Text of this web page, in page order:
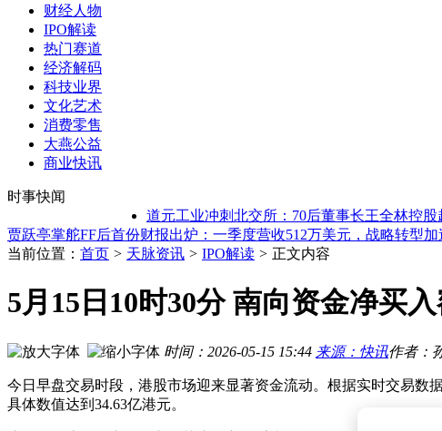
财经人物
IPO解读
热门赛道
经济解码
科技业界
文化艺术
消费零售
大燕公益
商业快讯
时事快闻
道元工业冲刺北交所：70后董事长王全林控股超
江苏“十五五”发力人工智能：强化应用、筑牢底座，2030年核心产业
全球能源危机下中国“逆势而上”：石油库存攀升，新能源布局显大国
Steam2.0领衔！五款热门扫地机器人深度测评，帮你找到最适合的
贾跃亭掌舵FF后首份财报出炉：一季度营收512万美元，战略转型加
中国“九章四号”量子计算原型机再创辉煌，刷新光量子信息技术世界
马斯克直面差距，xAI携Grok Build入场编程赛道，挑战Claude地位
千里智驾联席CEO陈奇亲自回应离职传闻：仍在公司为事业拼搏
江苏“十五五”发力人工智能：强化应用、筑牢底座，2030年核心产业
当前位置： 首页 > 天脉资讯 > IPO解读 > 正文内容
5月15日10时30分 南向资金净买
时间：2026-05-15 15:44 来源：快讯作者：
今日早盘交易时段，港股市场迎来显著资金流动。根据实时交易数
具体数值达到34.63亿港元。